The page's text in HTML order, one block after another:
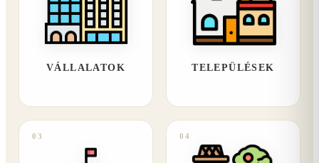
VÁLLALATOK TELEPÜLÉSEK
03 04